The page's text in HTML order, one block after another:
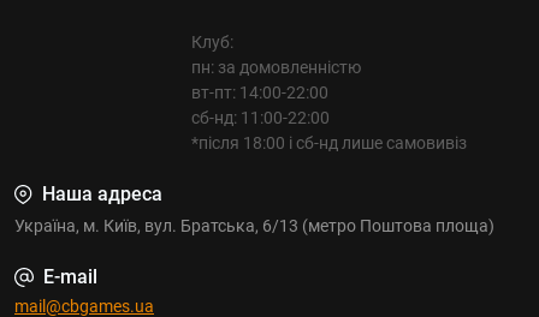
Клуб:
пн: за домовленністю
вт-пт: 14:00-22:00
сб-нд: 11:00-22:00
*після 18:00 і сб-нд лише самовивіз
Наша адреса
Україна, м. Київ, вул. Братська, 6/13 (метро Поштова площа)
E-mail
mail@cbgames.ua